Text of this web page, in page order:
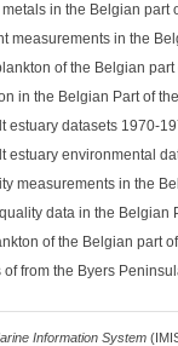
in the Belgian part
measurements in the
of the Belgian
in the Belgian Part of
estuary datasets 1970-
estuary environmental
measurements in the
data in the
of the Belgian part
from the Byers
Information System